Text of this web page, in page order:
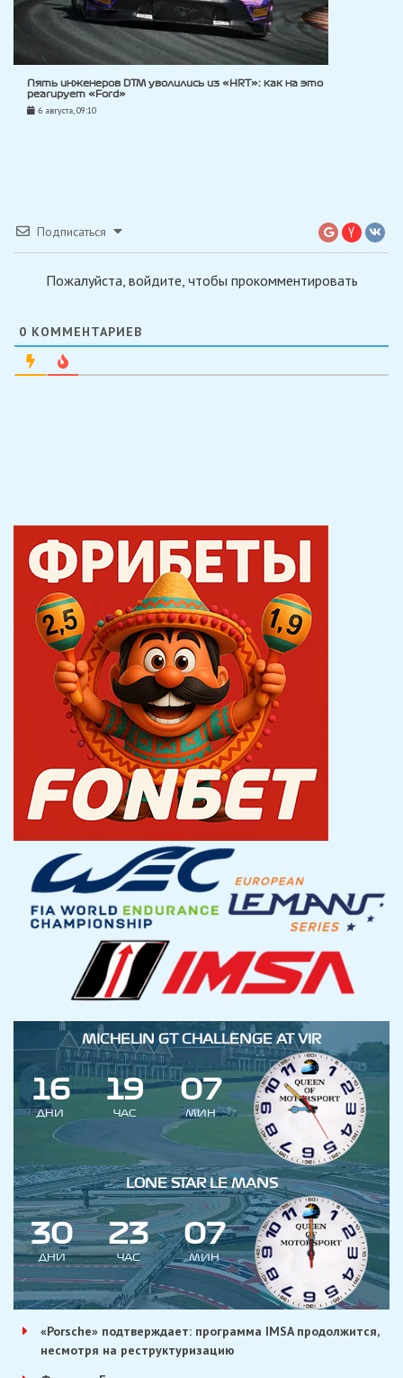
Пять инженеров DTM уволились из «HRT»: как на это
реагирует «Ford»
6 августа, 09:10
Подписаться
Пожалуйста, войдите, чтобы прокомментировать
0 КОММЕНТАРИЕВ
MICHELIN GT CHALLENGE AT VIR
16
ДНИ
19
ЧАС
07
МИН
LONE STAR LE MANS
30
ДНИ
23
ЧАС
07
МИН
«Porsche» подтверждает: программа IMSA продолжится,
несмотря на реструктуризацию